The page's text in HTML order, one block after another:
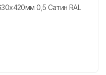
0,5 Сатин RAL